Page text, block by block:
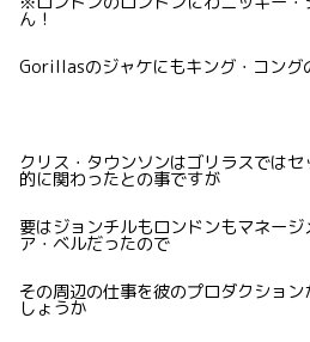
ん！
Gorillasのジャケにもキング・コング
クリス・タウンソンはゴリラスでは
的に関わったとの事ですが
要はジョンチルもロンドンもマネー
ア・ベルだったので
その周辺の仕事を彼のプロダクショ
しょうか